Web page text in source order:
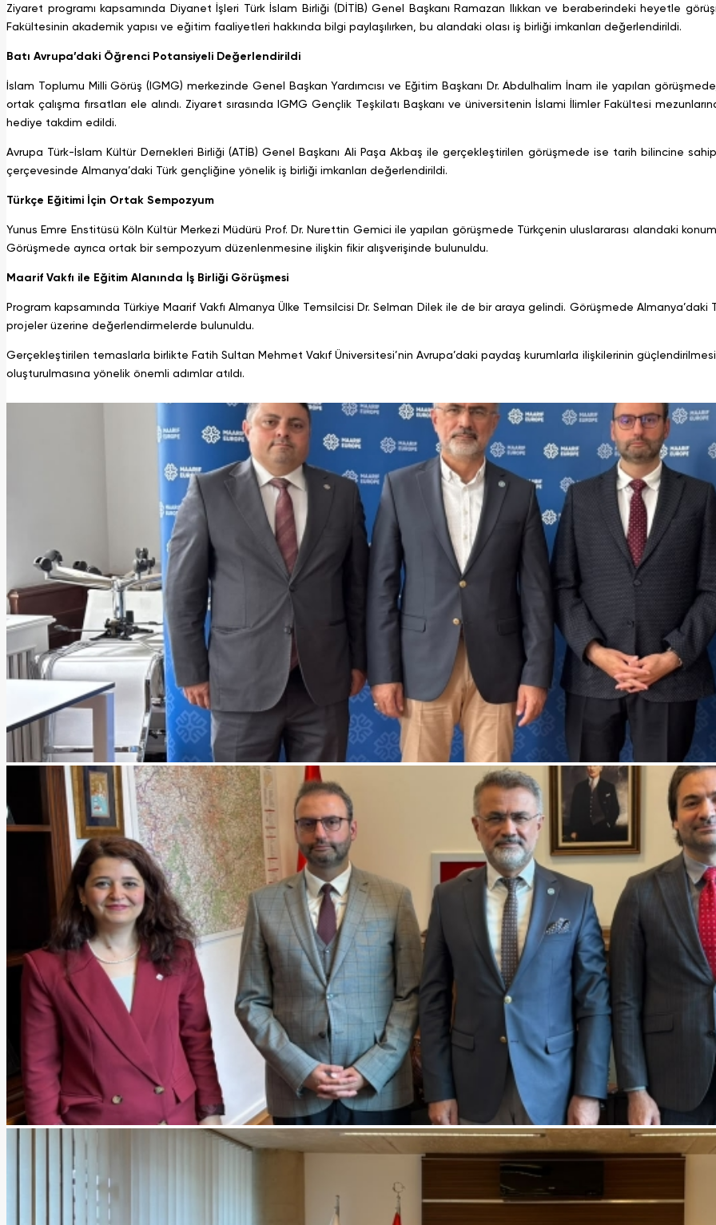
Ziyaret programı kapsamında Diyanet İşleri Türk İslam Birliği (DİTİB) Genel Başkanı Ramazan Ilıkkan ve beraberindeki heyetle
Fakültesinin akademik yapısı ve eğitim faaliyetleri hakkında bilgi paylaşılırken, bu alandaki olası iş birliği imkanları değerlendirildi.
Batı Avrupa’daki Öğrenci Potansiyeli Değerlendirildi
İslam Toplumu Milli Görüş (IGMG) merkezinde Genel Başkan Yardımcısı ve Eğitim Başkanı Dr. Abdulhalim İnam ile yapılan
ortak çalışma fırsatları ele alındı. Ziyaret sırasında IGMG Gençlik Teşkilatı Başkanı ve üniversitenin İslami İlimler Fakültesi
hediye takdim edildi.
Avrupa Türk-İslam Kültür Dernekleri Birliği (ATİB) Genel Başkanı Ali Paşa Akbaş ile gerçekleştirilen görüşmede ise tarih bilincine
çerçevesinde Almanya’daki Türk gençliğine yönelik iş birliği imkanları değerlendirildi.
Türkçe Eğitimi İçin Ortak Sempozyum
Yunus Emre Enstitüsü Köln Kültür Merkezi Müdürü Prof. Dr. Nurettin Gemici ile yapılan görüşmede Türkçenin uluslararası alandaki
Görüşmede ayrıca ortak bir sempozyum düzenlenmesine ilişkin fikir alışverişinde bulunuldu.
Maarif Vakfı ile Eğitim Alanında İş Birliği Görüşmesi
Program kapsamında Türkiye Maarif Vakfı Almanya Ülke Temsilcisi Dr. Selman Dilek ile de bir araya gelindi. Görüşmede
projeler üzerine değerlendirmelerde bulunuldu.
Gerçekleştirilen temaslarla birlikte Fatih Sultan Mehmet Vakıf Üniversitesi’nin Avrupa’daki paydaş kurumlarla ilişkilerinin
oluşturulmasına yönelik önemli adımlar atıldı.